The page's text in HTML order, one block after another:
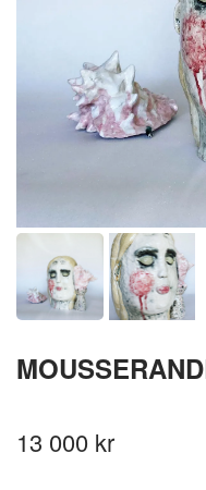
13 000 kr